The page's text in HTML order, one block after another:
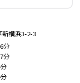
新横浜3-2-3
分
分